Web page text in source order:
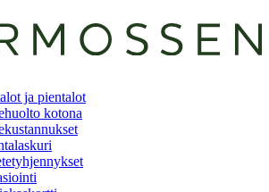
ja pientalot
kotona